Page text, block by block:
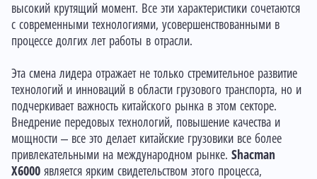
высокий крутящий момент. Все эти характеристики сочетаются
с современными технологиями, усовершенствованными в
процессе долгих лет работы в отрасли.
Эта смена лидера отражает не только стремительное развитие
технологий и инноваций в области грузового транспорта, но и
подчеркивает важность китайского рынка в этом секторе.
Внедрение передовых технологий, повышение качества и
мощности – все это делает китайские грузовики все более
привлекательными на международном рынке. Shacman
X6000 является ярким свидетельством этого процесса,